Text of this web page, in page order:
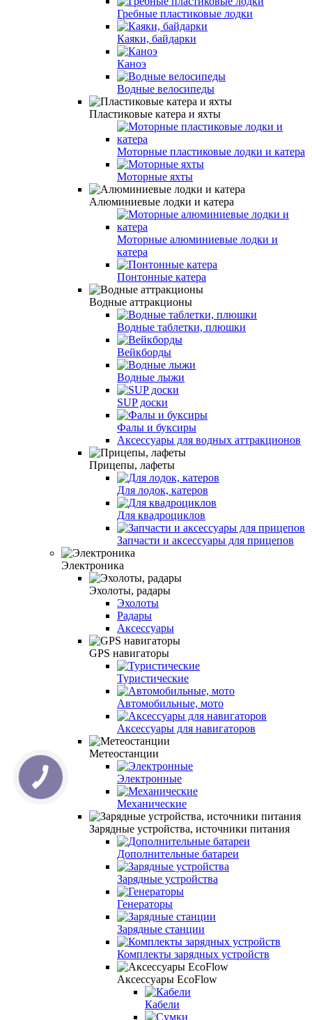
Гребные пластиковые лодки
Каяки, байдарки
Каноэ
Водные велосипеды
Пластиковые катера и яхты
Моторные пластиковые лодки и катера
Моторные яхты
Алюминиевые лодки и катера
Моторные алюминиевые лодки и
катера
Понтонные катера
Водные аттракционы
Водные таблетки, плюшки
Вейкборды
Водные лыжи
SUP доски
Фалы и буксиры
Аксессуары для водных аттракционов
Прицепы, лафеты
Для лодок, катеров
Для квадроциклов
Запчасти и аксессуары для прицепов
Электроника
Эхолоты, радары
Эхолоты
Радары
Аксессуары
GPS навигаторы
Туристические
Автомобильные, мото
Аксессуары для навигаторов
Метеостанции
Электронные
Механические
Зарядные устройства, источники питания
Дополнительные батареи
Зарядные устройства
Генераторы
Зарядные станции
Комплекты зарядных устройств
Аксессуары EcoFlow
Кабели